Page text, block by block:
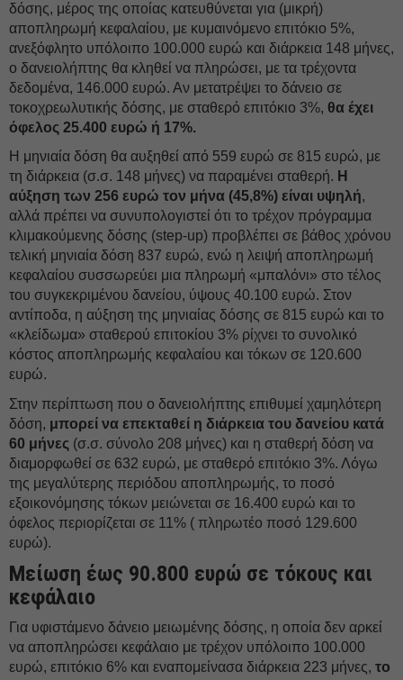
δόσης, μέρος της οποίας κατευθύνεται για (μικρή)
αποπληρωμή κεφαλαίου, με κυμαινόμενο επιτόκιο 5%,
ανεξόφλητο υπόλοιπο 100.000 ευρώ και διάρκεια 148 μήνες,
ο δανειολήπτης θα κληθεί να πληρώσει, με τα τρέχοντα
δεδομένα, 146.000 ευρώ. Αν μετατρέψει το δάνειο σε
τοκοχρεωλυτικής δόσης, με σταθερό επιτόκιο 3%, θα έχει
όφελος 25.400 ευρώ ή 17%.
Η μηνιαία δόση θα αυξηθεί από 559 ευρώ σε 815 ευρώ, με
τη διάρκεια (σ.σ. 148 μήνες) να παραμένει σταθερή. Η
αύξηση των 256 ευρώ τον μήνα (45,8%) είναι υψηλή,
αλλά πρέπει να συνυπολογιστεί ότι το τρέχον πρόγραμμα
κλιμακούμενης δόσης (step-up) προβλέπει σε βάθος χρόνου
τελική μηνιαία δόση 837 ευρώ, ενώ η λειψή αποπληρωμή
κεφαλαίου συσσωρεύει μια πληρωμή «μπαλόνι» στο τέλος
του συγκεκριμένου δανείου, ύψους 40.100 ευρώ. Στον
αντίποδα, η αύξηση της μηνιαίας δόσης σε 815 ευρώ και το
«κλείδωμα» σταθερού επιτοκίου 3% ρίχνει το συνολικό
κόστος αποπληρωμής κεφαλαίου και τόκων σε 120.600
ευρώ.
Στην περίπτωση που ο δανειολήπτης επιθυμεί χαμηλότερη
δόση, μπορεί να επεκταθεί η διάρκεια του δανείου κατά
60 μήνες (σ.σ. σύνολο 208 μήνες) και η σταθερή δόση να
διαμορφωθεί σε 632 ευρώ, με σταθερό επιτόκιο 3%. Λόγω
της μεγαλύτερης περιόδου αποπληρωμής, το ποσό
εξοικονόμησης τόκων μειώνεται σε 16.400 ευρώ και το
όφελος περιορίζεται σε 11% ( πληρωτέο ποσό 129.600
ευρώ).
Μείωση έως 90.800 ευρώ σε τόκους και
κεφάλαιο
Για υφιστάμενο δάνειο μειωμένης δόσης, η οποία δεν αρκεί
να αποπληρώσει κεφάλαιο με τρέχον υπόλοιπο 100.000
ευρώ, επιτόκιο 6% και εναπομείνασα διάρκεια 223 μήνες, το